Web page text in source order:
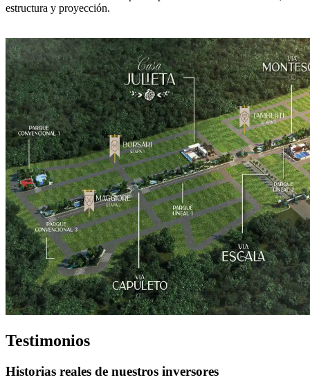
estructura y proyección.
Testimonios
Historias reales de nuestros inversores